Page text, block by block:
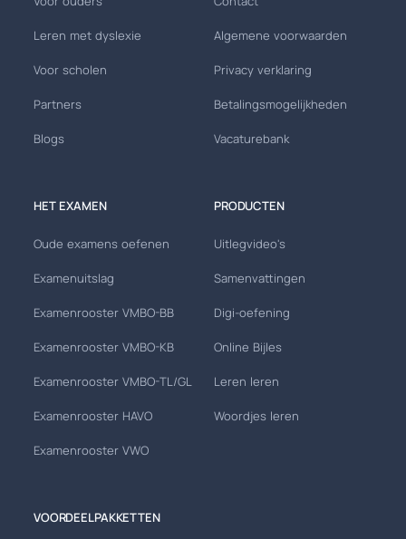
Leren met dyslexie
Voor scholen
Partners
Blogs
Algemene voorwaarden
Privacy verklaring
Betalingsmogelijkheden
Vacaturebank
HET EXAMEN
Oude examens oefenen
Examenuitslag
Examenrooster VMBO-BB
Examenrooster VMBO-KB
Examenrooster VMBO-TL/GL
Examenrooster HAVO
Examenrooster VWO
PRODUCTEN
Uitlegvideo's
Samenvattingen
Digi-oefening
Online Bijles
Leren leren
Woordjes leren
VOORDEELPAKKETTEN